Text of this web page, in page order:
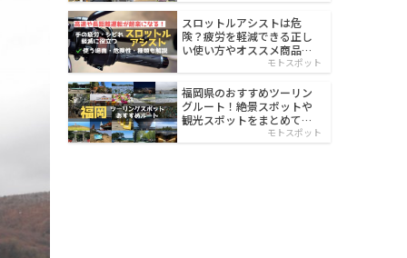
スロットルアシストは危
険？疲労を軽減できる正し
い使い方やオススメ商品を
モトスポット
福岡県のおすすめツーリン
グルート！絶景スポットや
観光スポットをまとめて紹
モトスポット